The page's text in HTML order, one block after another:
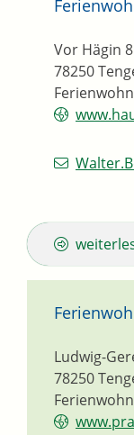
Vor Hägin 8
78250
Ludwig-
78250